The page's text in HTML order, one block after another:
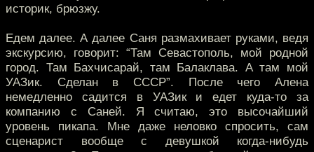
историк, брюзжу.
Едем далее. А далее Саня размахивает руками, ведя
экскурсию, говорит: “Там Севастополь, мой родной
город. Там Бахчисарай, там Балаклава. А там мой
УАЗик. Сделан в СССР”. После чего Алена
немедленно садится в УАЗик и едет куда-то за
компанию с Саней. Я считаю, это высочайший
уровень пикапа. Мне даже неловко спросить, сам
сценарист вообще с девушкой когда-нибудь